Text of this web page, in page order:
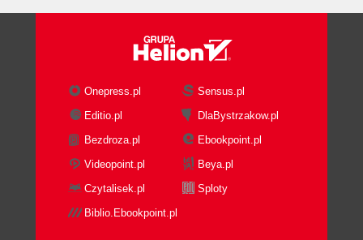
Onepress.pl
Sensus.pl
Editio.pl
DlaBystrzakow.pl
Bezdroza.pl
Ebookpoint.pl
Videopoint.pl
Beya.pl
Czytalisek.pl
Sploty
Biblio.Ebookpoint.pl